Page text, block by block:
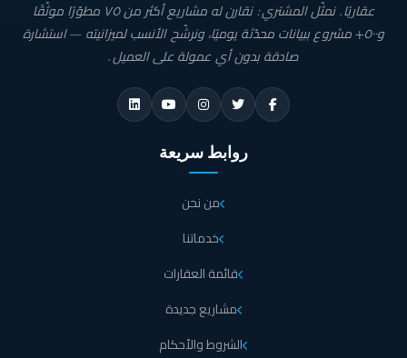
عقاريًا. نمثّل المشتري: نقارن له مشاريع أكثر من ٧٥ مطوّرًا موثّقًا
و٥٠٠+ مشروع ببيانات محدّثة يوميًا، ونرشّح الأنسب لميزانيته — استشارة
صادقة بدون أي عمولة على العميل.
روابط سريعة
من نحن
خدماتنا
قائمة العقارات
مشاريع جديدة
الشروط والأحكام